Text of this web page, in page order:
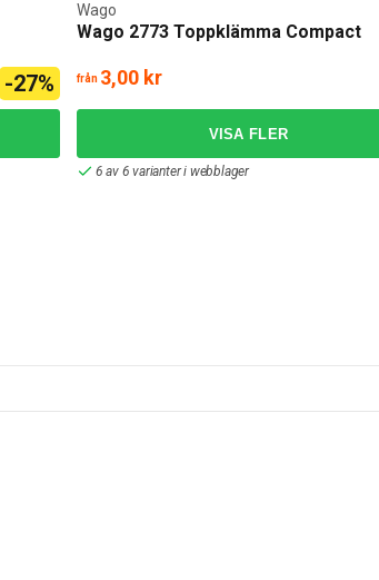
-27%
Wago 2773 Toppklämma Compact
Wago
från 3,00 kr
6 av 6 varianter i webblager